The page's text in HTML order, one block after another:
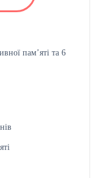
пам’яті та 6